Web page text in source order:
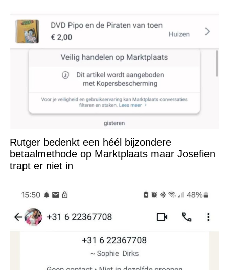
Rutger bedenkt een héél bijzondere
betaalmethode op Marktplaats maar Josefien
trapt er niet in